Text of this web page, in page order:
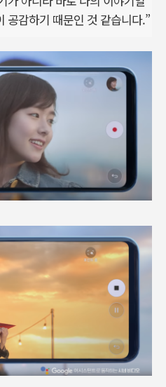
공감하기 때문인 것 같습니다.”